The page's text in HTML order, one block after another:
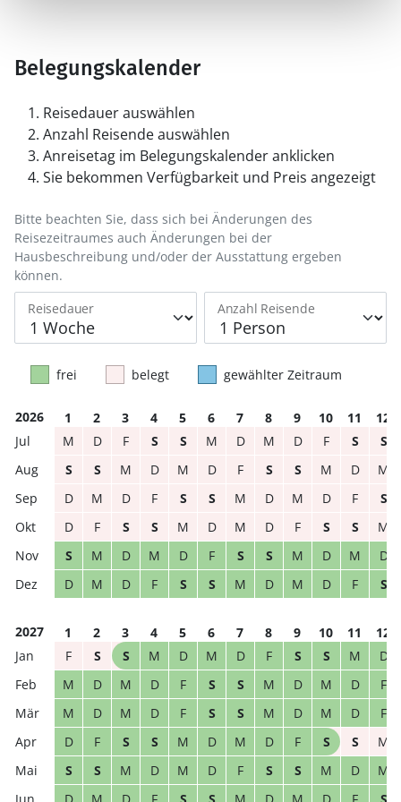
Belegungskalender
Reisedauer auswählen
Anzahl Reisende auswählen
Anreisetag im Belegungskalender anklicken
Sie bekommen Verfügbarkeit und Preis angezeigt
Reisedauer Anzahl Reisende
Bitte beachten Sie, dass sich bei Änderungen des
Reisezeitraumes auch Änderungen bei der
Hausbeschreibung und/oder der Ausstattung ergeben
können.
frei belegt gewählter Zeitraum
2026 1 2 3 4 5 6 7 8 9 10 11
12
M
D F S S M D M D F S
S
S
S M D M D F S S M D
M
D
M D F S S M D M D F
S
D
F S S M D M D F S S
M
S
M D M D F S S M D M
D
D
M D F S S M D M D F S
2027 1 2 3 4 5 6 7 8 9 10 11
12
F
S S M D M D F S S M
D
M
D M D F S S M D M D
F
M
D M D F S S M D M D
F
D
F S S M D M D F S S
M
S
S M D M D F S S M D
M